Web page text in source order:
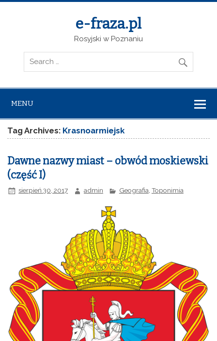
e-fraza.pl
Rosyjski w Poznaniu
MENU
Tag Archives: Krasnoarmiejsk
Dawne nazwy miast – obwód moskiewski
(część I)
sierpień 30, 2017 admin Geografia, Toponimia